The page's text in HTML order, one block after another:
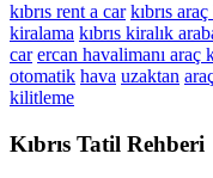
kıbrıs rent a car kıbrıs
kiralama kıbrıs kiralık
car ercan havalimanı araç
otomatik hava uzaktan
kilitleme
Kıbrıs Tatil Rehberi